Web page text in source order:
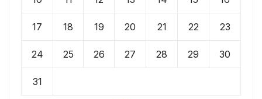
17 18 19 20 21 22 23
24 25 26 27 28 29 30
31